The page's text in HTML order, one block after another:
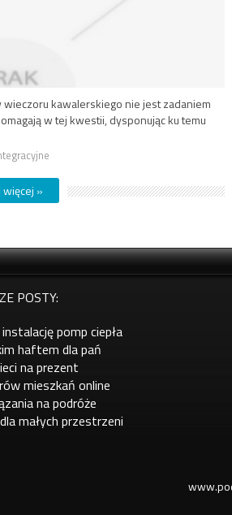
kawalerskiego nie jest zadaniem
w tej kwestii, dysponując ku temu
więcej »
POSTY:
pomp ciepła
haftem dla pań
na prezent
mieszkań online
na podróże
małych przestrzeni